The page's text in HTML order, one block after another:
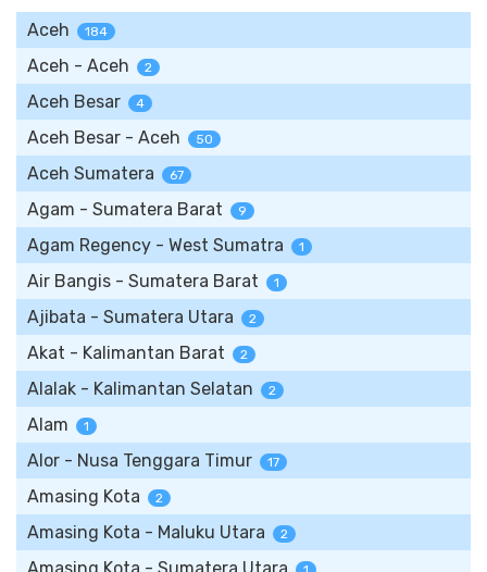
Aceh 184
Aceh - Aceh 2
Aceh Besar 4
Aceh Besar - Aceh 50
Aceh Sumatera 67
Agam - Sumatera Barat 9
Agam Regency - West Sumatra 1
Air Bangis - Sumatera Barat 1
Ajibata - Sumatera Utara 2
Akat - Kalimantan Barat 2
Alalak - Kalimantan Selatan 2
Alam 1
Alor - Nusa Tenggara Timur 17
Amasing Kota 2
Amasing Kota - Maluku Utara 2